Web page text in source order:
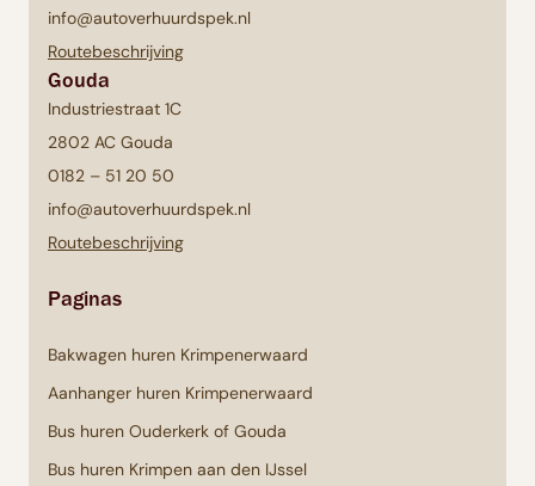
info@autoverhuurdspek.nl
Routebeschrijving
Gouda
Industriestraat 1C
2802 AC Gouda
0182 – 51 20 50
info@autoverhuurdspek.nl
Routebeschrijving
Paginas
Bakwagen huren Krimpenerwaard
Aanhanger huren Krimpenerwaard
Bus huren Ouderkerk of Gouda
Bus huren Krimpen aan den IJssel